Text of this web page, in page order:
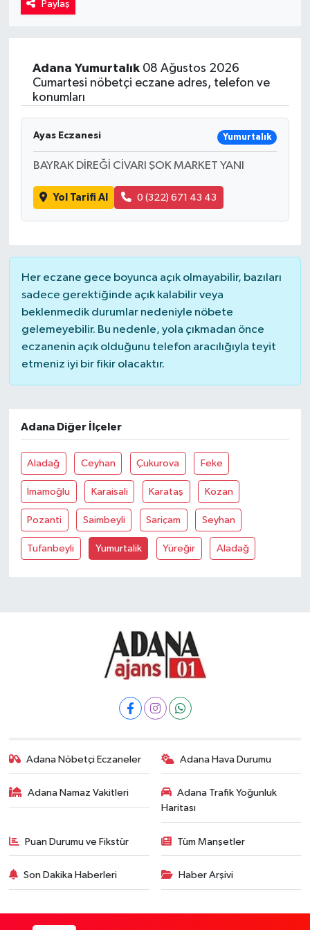
Paylaş
Adana Yumurtalık08 Ağustos 2026
Cumartesi nöbetçi eczane adres, telefon ve
konumları
Ayas Eczanesi Yumurtalık
BAYRAK DİREĞİ CİVARI ŞOK MARKET YANI
Yol Tarifi Al 0 (322) 671 43 43
Her eczane gece boyunca açık olmayabilir, bazıları
sadece gerektiğinde açık kalabilir veya
beklenmedik durumlar nedeniyle nöbete
gelemeyebilir. Bu nedenle, yola çıkmadan önce
eczanenin açık olduğunu telefon aracılığıyla teyit
etmeniz iyi bir fikir olacaktır.
Adana Diğer İlçeler
Aladağ Ceyhan Çukurova Feke
İmamoğlu Karaisali Karataş Kozan
Pozanti Saimbeyli Sariçam Seyhan
Tufanbeyli Yumurtalik Yüreğir Aladağ
Adana Nöbetçi Eczaneler Adana Hava Durumu
Adana Namaz Vakitleri
Adana Trafik Yoğunluk
Haritası
Puan Durumu ve Fikstür Tüm Manşetler
Son Dakika Haberleri Haber Arşivi
Yaşam